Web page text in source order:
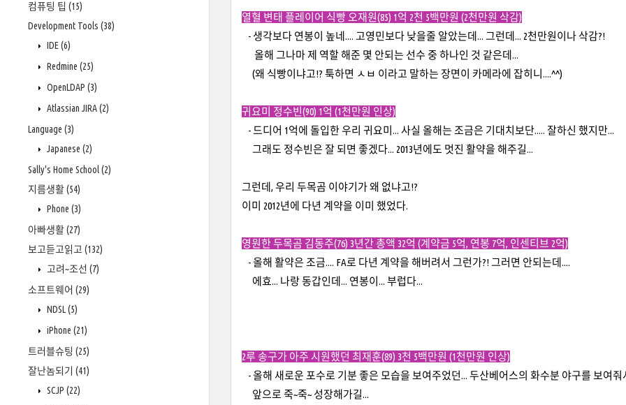
컴퓨팅 팁 (15)
Development Tools (38)
IDE(6)
Redmine (25)
OpenLDAP (3)
Atlassian JIRA(2)
Language (3)
Japanese (2)
Sally's Home School(2)
지름생활(54)
Phone (3)
아빠생활(27)
보고듣고읽고 (132)
고려~조선 (7)
소프트웨어 (29)
NDSL(5)
iPhone (21)
트러블슈팅 (25)
잘난놈되기 (41)
SCJP (22)
열혈 변태 플레이어 식빵 오재원(85) 1억 2천 5백만원 (2천만원 삭감)
- 생각보다 연봉이 높네.... 고영민보다 낮을줄 알았는데... 그런데... 2천만원이나 삭감?!
올해 그나마 제 역할 해준 몇 안되는 선수 중 하나인 것 같은데...
(왜 식빵이냐고!? 툭하면 ㅅㅂ 이라고 말하는 장면이 카메라에 잡히니....^^)
귀요미 정수빈(90) 1억 (1천만원 인상)
- 드디어 1억에 돌입한 우리 귀요미... 사실 올해는 조금은 기대치보단..... 잘하신 했지만...
그래도 정수빈은 잘 되면 좋겠다... 2013년에도 멋진 활약을 해주길...
그런데, 우리 두목곰 이야기가 왜 없냐고!?
이미 2012년에 다년 계약을 이미 했었다.
영원한 두목곰 김동주(76) 3년간 총액 32억 (계약금 5억, 연봉 7억, 인센티브 2억)
- 올해 활약은 조금.... FA로 다년 계약을 해버려서 그런가?! 그러면 안되는데....
에효... 나랑 동갑인데... 연봉이... 부럽다...
2루 송구가 아주 시원했던 최재훈(89) 3천 5백만원 (1천만원 인상)
- 올해 새로운 포수로 기분 좋은 모습을 보여주었던... 두산베어스의 화수분 야구를 보여
앞으로 죽~죽~ 성장해가길...